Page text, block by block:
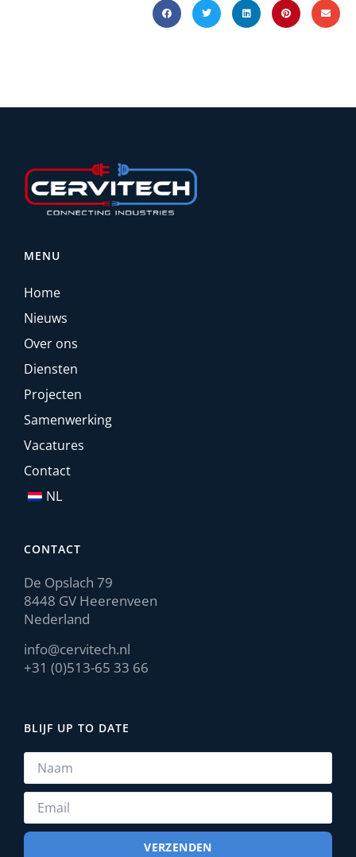
MENU
Home
Nieuws
Over ons
Diensten
Projecten
Samenwerking
Vacatures
Contact
NL
CONTACT
De Opslach 79
8448 GV Heerenveen
Nederland
info@cervitech.nl
+31 (0)513-65 33 66
BLIJF UP TO DATE
VERZENDEN